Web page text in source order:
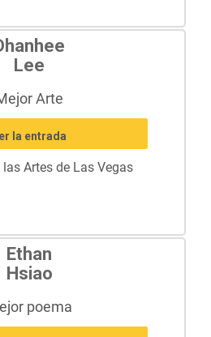
Lee
Arte
la entrada
Artes de Las Vegas
Ethan
Hsiao
poema